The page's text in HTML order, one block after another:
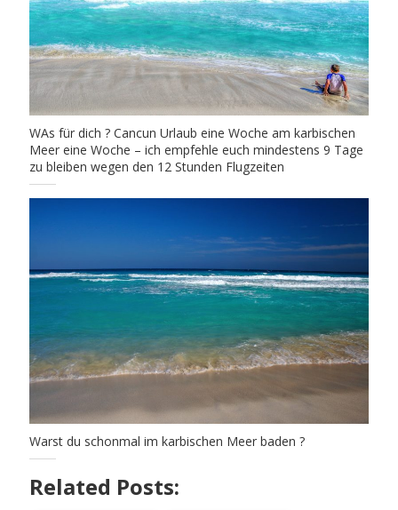
WAs für dich ? Cancun Urlaub eine Woche am karbischen
Meer eine Woche – ich empfehle euch mindestens 9 Tage
zu bleiben wegen den 12 Stunden Flugzeiten
Warst du schonmal im karbischen Meer baden ?
Related Posts: